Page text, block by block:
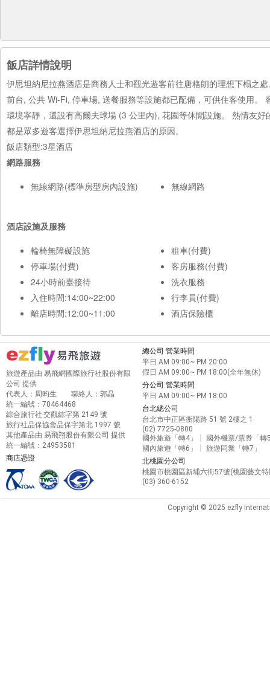
飯店詳情說明
伊思坦納尼拉燕酒店是商務人士和觀光遊客前往唐格朗的理想下榻之
前台, 公共 Wi-Fi, 停車場, 送餐服務等設施都已配備，可供住客使用
環境寧靜，還設有高爾夫球場 (3 公里內), 花園等休閒設施。 熱情友
都是眾多遊客選擇伊思坦納尼拉燕酒店的原因。
飯店類型:3星酒店
網路服務
無線網路(標準房型房內設施)
無線網路
酒店設施及服務
輪椅無障礙設施
停車場(付費)
24小時前臺接待
入住時間:14:00~22:00
離店時間:12:00~11:00
租車(付費)
客房服務(付費)
洗衣服務
行李員(付費)
酒店保險櫃